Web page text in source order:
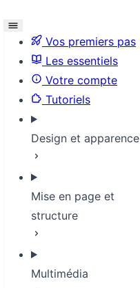
Vos premiers pas
Les essentiels
Votre compte
Tutoriels
Design et apparence
Mise en page et
structure
Multimédia